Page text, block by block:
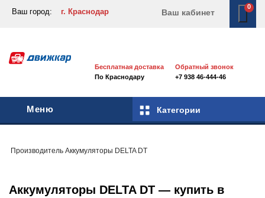
Ваш город: г. Краснодар Ваш кабинет
0
Бесплатная доставка
По Краснодару
Обратный звонок
+7 938 46-444-46
Меню Категории
Производитель Аккумуляторы DELTA DT
Аккумуляторы DELTA DT — купить в